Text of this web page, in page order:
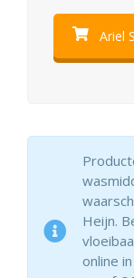
Ariel
Heijn.
online